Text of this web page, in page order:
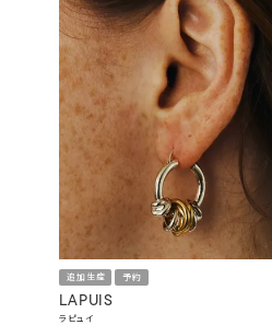
追加生産 予約
LAPUIS
ラピュイ